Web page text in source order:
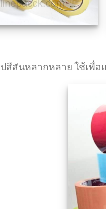
ปสีสันหลากหลาย ใช้เพื่